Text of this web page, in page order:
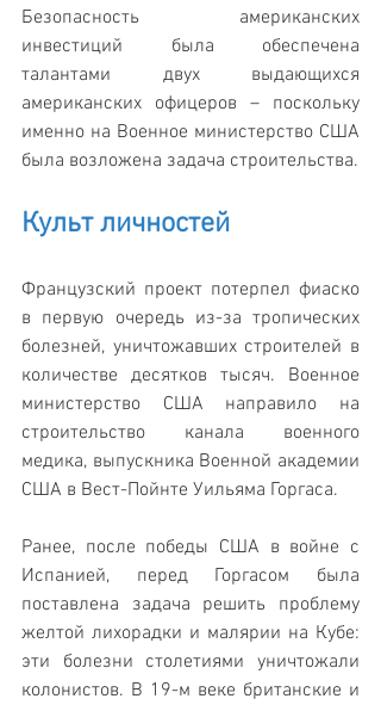
Безопасность американских
инвестиций была обеспечена
талантами двух выдающихся
американских офицеров – поскольку
именно на Военное министерство США
была возложена задача строительства.
Культ личностей
Французский проект потерпел фиаско
в первую очередь из-за тропических
болезней, уничтожавших строителей в
количестве десятков тысяч. Военное
министерство США направило на
строительство канала военного
медика, выпускника Военной академии
США в Вест-Пойнте Уильяма Горгаса.
Ранее, после победы США в войне с
Испанией, перед Горгасом была
поставлена задача решить проблему
желтой лихорадки и малярии на Кубе:
эти болезни столетиями уничтожали
колонистов. В 19-м веке британские и